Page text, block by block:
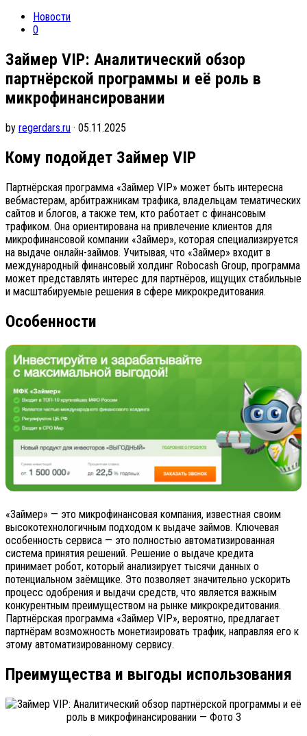
Новости
0
Займер VIP: Аналитический обзор
партнёрской программы и её роль в
микрофинансировании
by regerdars.ru · 05.11.2025
Кому подойдет Займер VIP
Партнёрская программа «Займер VIP» может быть интересна
вебмастерам, арбитражникам трафика, владельцам тематических
сайтов и блогов, а также тем, кто работает с финансовым
трафиком. Она ориентирована на привлечение клиентов для
микрофинансовой компании «Займер», которая специализируется
на выдаче онлайн-займов. Учитывая, что «Займер» входит в
международный финансовый холдинг Robocash Group, программа
может представлять интерес для партнёров, ищущих стабильные
и масштабируемые решения в сфере микрокредитования.
Особенности
«Займер» — это микрофинансовая компания, известная своим
высокотехнологичным подходом к выдаче займов. Ключевая
особенность сервиса — это полностью автоматизированная
система принятия решений. Решение о выдаче кредита
принимает робот, который анализирует тысячи данных о
потенциальном заёмщике. Это позволяет значительно ускорить
процесс одобрения и выдачи средств, что является важным
конкурентным преимуществом на рынке микрокредитования.
Партнёрская программа «Займер VIP», вероятно, предлагает
партнёрам возможность монетизировать трафик, направляя его к
этому автоматизированному сервису.
Преимущества и выгоды использования